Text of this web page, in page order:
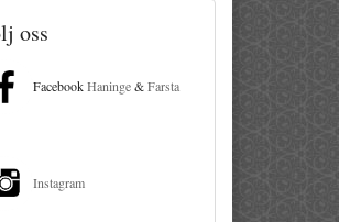
oss
FacebookHaninge&Farsta
Instagram